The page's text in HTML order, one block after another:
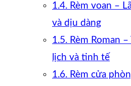
1.4. Rèm voan –
và dịu dàng
1.5. Rèm Roman –
lịch và tinh tế
1.6. Rèm cửa